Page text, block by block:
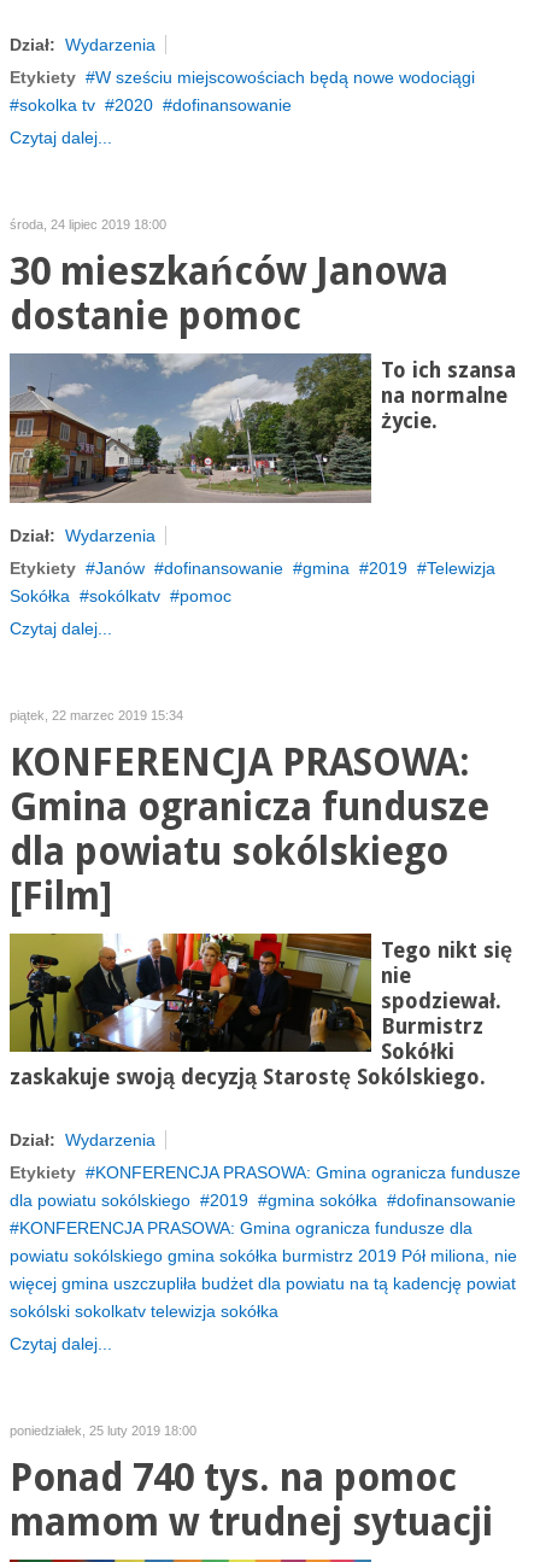
Dział: Wydarzenia
Etykiety
W sześciu miejscowościach będą nowe wodociągi
sokolka tv
2020
dofinansowanie
Czytaj dalej...
środa, 24 lipiec 2019 18:00
30 mieszkańców Janowa
dostanie pomoc
To ich szansa
na normalne
życie.
Dział: Wydarzenia
Etykiety
Janów dofinansowanie gmina 2019
Telewizja
Sokółka
sokólkatv
pomoc
Czytaj dalej...
piątek, 22 marzec 2019 15:34
KONFERENCJA PRASOWA:
Gmina ogranicza fundusze
dla powiatu sokólskiego
[Film]
Tego nikt się
nie
spodziewał.
Burmistrz
Sokółki
zaskakuje swoją decyzją Starostę Sokólskiego.
Dział: Wydarzenia
Etykiety
KONFERENCJA PRASOWA: Gmina ogranicza fundusze
dla powiatu sokólskiego
2019 gmina sokółka
dofinansowanie
KONFERENCJA PRASOWA: Gmina ogranicza fundusze dla
powiatu sokólskiego gmina sokółka burmistrz 2019 Pół miliona, nie
więcej gmina uszczupliła budżet dla powiatu na tą kadencję powiat
sokólski sokolkatv telewizja sokółka
Czytaj dalej...
poniedziałek, 25 luty 2019 18:00
Ponad 740 tys. na pomoc
mamom w trudnej sytuacji